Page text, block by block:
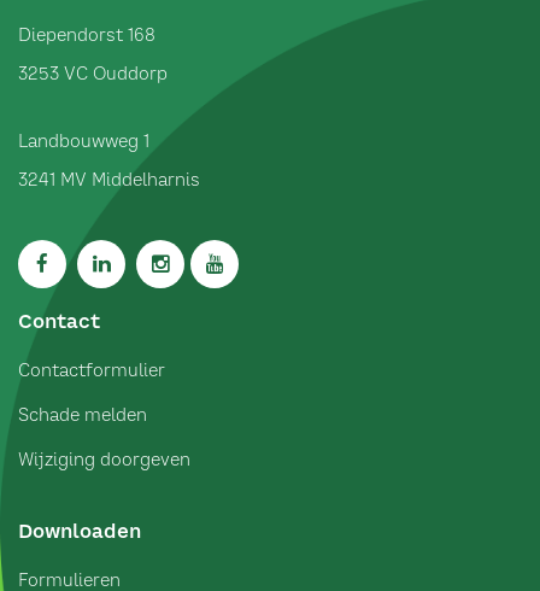
Diependorst 168
3253 VC Ouddorp
Landbouwweg 1
3241 MV Middelharnis
Contact
Contactformulier
Schade melden
Wijziging doorgeven
Downloaden
Formulieren